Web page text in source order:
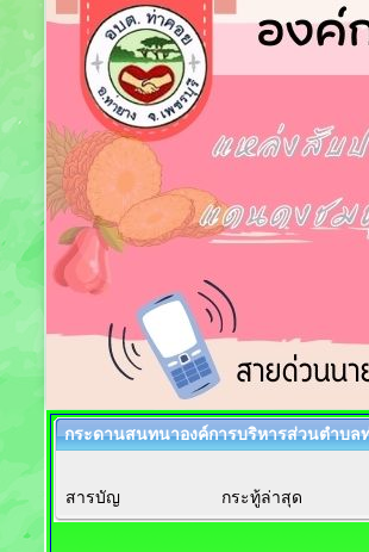
กระดานสนทนาองค์การบริหารส่วนตำบล
สารบัญ กระทู้ล่าสุด